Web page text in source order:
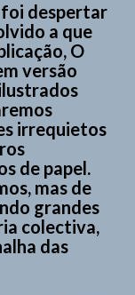
foi despertar
a que
O
versão
irrequietos
de papel.
mas de
grandes
colectiva,
das